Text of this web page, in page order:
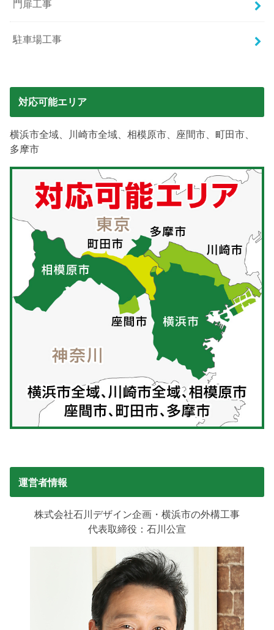
門扉工事
駐車場工事
対応可能エリア
横浜市全域、川崎市全域、相模原市、座間市、町田市、
多摩市
運営者情報
株式会社石川デザイン企画・横浜市の外構工事
代表取締役：石川公宣